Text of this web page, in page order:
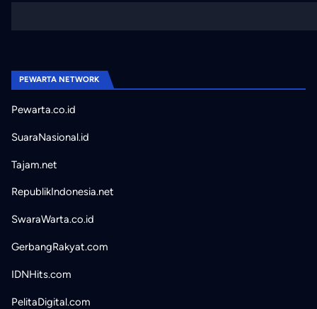
PEWARTA NETWORK
Pewarta.co.id
SuaraNasional.id
Tajam.net
RepublikIndonesia.net
SwaraWarta.co.id
GerbangRakyat.com
IDNHits.com
PelitaDigital.com